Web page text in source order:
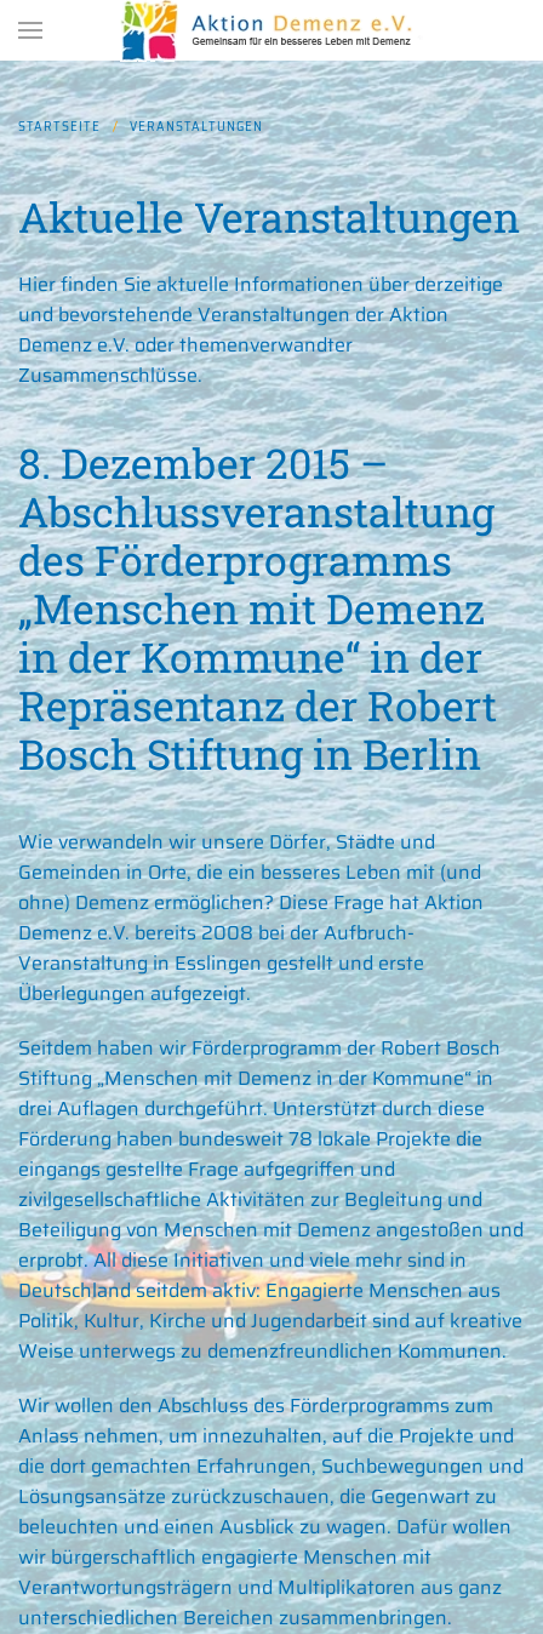
Zum Hauptinhalt springen
STARTSEITE VERANSTALTUNGEN
Aktuelle Veranstaltungen
Hier finden Sie aktuelle Informationen über derzeitige
und bevorstehende Veranstaltungen der Aktion
Demenz e.V. oder themenverwandter
Zusammenschlüsse.
8. Dezember 2015 –
Abschlussveranstaltung
des Förderprogramms
„Menschen mit Demenz
in der Kommune“ in der
Repräsentanz der Robert
Bosch Stiftung in Berlin
Wie verwandeln wir unsere Dörfer, Städte und
Gemeinden in Orte, die ein besseres Leben mit (und
ohne) Demenz ermöglichen? Diese Frage hat Aktion
Demenz e.V. bereits 2008 bei der Aufbruch-
Veranstaltung in Esslingen gestellt und erste
Überlegungen aufgezeigt.
Seitdem haben wir Förderprogramm der Robert Bosch
Stiftung „Menschen mit Demenz in der Kommune“ in
drei Auflagen durchgeführt. Unterstützt durch diese
Förderung haben bundesweit 78 lokale Projekte die
eingangs gestellte Frage aufgegriffen und
zivilgesellschaftliche Aktivitäten zur Begleitung und
Beteiligung von Menschen mit Demenz angestoßen und
erprobt. All diese Initiativen und viele mehr sind in
Deutschland seitdem aktiv: Engagierte Menschen aus
Politik, Kultur, Kirche und Jugendarbeit sind auf kreative
Weise unterwegs zu demenzfreundlichen Kommunen.
Wir wollen den Abschluss des Förderprogramms zum
Anlass nehmen, um innezuhalten, auf die Projekte und
die dort gemachten Erfahrungen, Suchbewegungen und
Lösungsansätze zurückzuschauen, die Gegenwart zu
beleuchten und einen Ausblick zu wagen. Dafür wollen
wir bürgerschaftlich engagierte Menschen mit
Verantwortungsträgern und Multiplikatoren aus ganz
unterschiedlichen Bereichen zusammenbringen.